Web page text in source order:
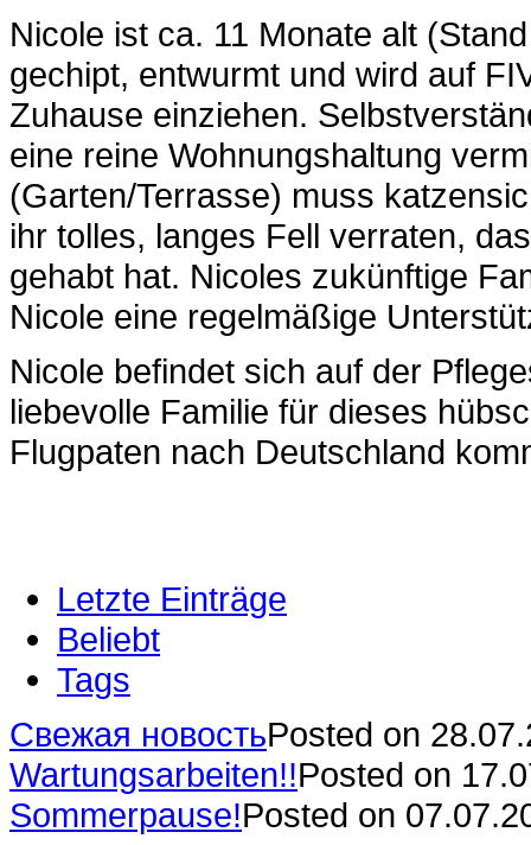
Nicole ist ca. 11 Monate alt
gechipt, entwurmt und wird auf
Zuhause einziehen.
eine reine Wohnungshaltung
(Garten/Terrasse) muss
ihr tolles, langes Fell verraten,
gehabt hat. Nicoles zukünftige
Nicole eine regelmäßige
Nicole befindet sich auf der
liebevolle Familie für dieses
Flugpaten nach Deutschland
Letzte Einträge
Beliebt
Tags
Свежая новостьPosted on
Wartungsarbeiten!!Posted on
Sommerpause!Posted on